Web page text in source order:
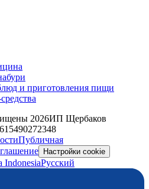
и приготовления пищи
2026ИП Щербаков
Публичная
Настройки cookie
IndonesiaРусский